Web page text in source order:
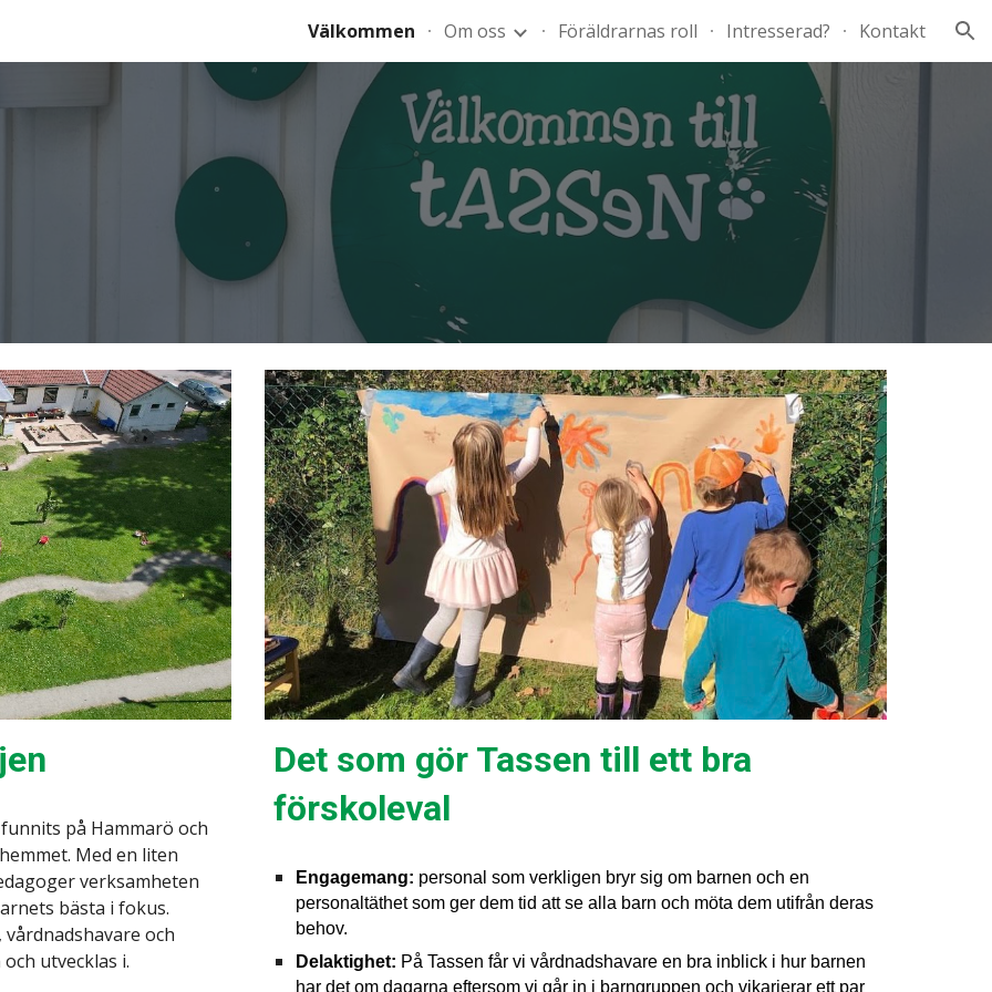
Skip to navigation
Välkommen Om oss Föräldrarnas roll Intresserad? Kontakt
på Hammarö och
Med en liten
verksamheten
bästa i fokus.
och
utvecklas i.
Det som gör Tassen till ett bra
förskoleval
Engagemang: personal som verkligen bryr sig om barnen och en
personaltäthet som ger dem tid att se alla barn och möta dem utifrån deras
behov.
Delaktighet: På Tassen får vi vårdnadshavare en bra inblick i hur barnen
har det om dagarna eftersom vi går in i barngruppen och vikarierar ett par